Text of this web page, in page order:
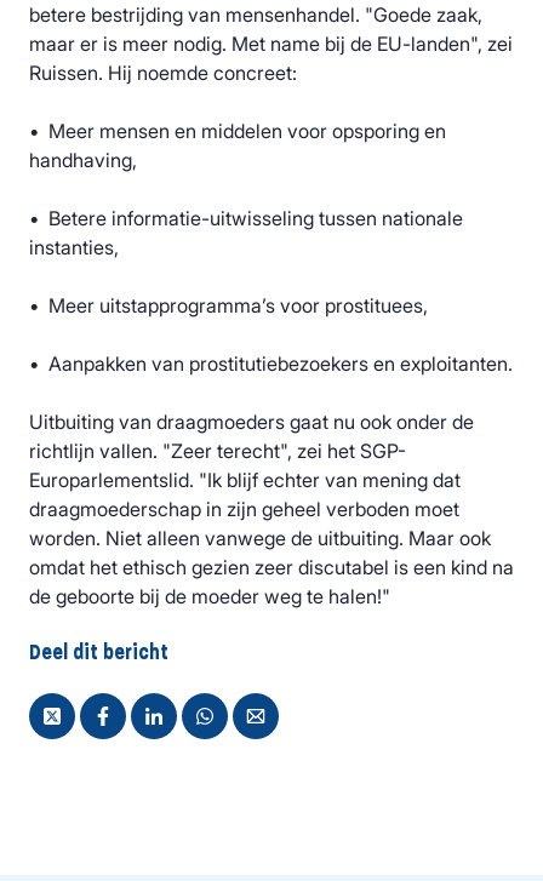
betere bestrijding van mensenhandel. "Goede zaak,
maar er is meer nodig. Met name bij de EU-landen", zei
Ruissen. Hij noemde concreet:
• Meer mensen en middelen voor opsporing en
handhaving,
• Betere informatie-uitwisseling tussen nationale
instanties,
• Meer uitstapprogramma’s voor prostituees,
• Aanpakken van prostitutiebezoekers en exploitanten.
Uitbuiting van draagmoeders gaat nu ook onder de
richtlijn vallen. "Zeer terecht", zei het SGP-
Europarlementslid. "Ik blijf echter van mening dat
draagmoederschap in zijn geheel verboden moet
worden. Niet alleen vanwege de uitbuiting. Maar ook
omdat het ethisch gezien zeer discutabel is een kind na
de geboorte bij de moeder weg te halen!"
Deel dit bericht